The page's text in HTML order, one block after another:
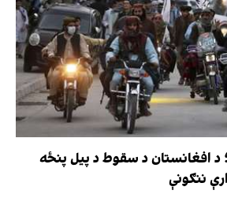
۱۵مه؛ د افغانستان د سقوط د پیل پنځه
ننګونې